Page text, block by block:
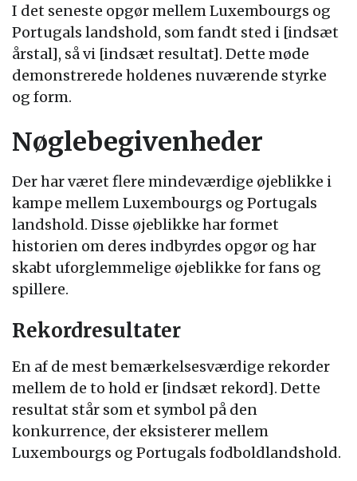
I det seneste opgør mellem Luxembourgs og
Portugals landshold, som fandt sted i [indsæt
årstal], så vi [indsæt resultat]. Dette møde
demonstrerede holdenes nuværende styrke
og form.
Nøglebegivenheder
Der har været flere mindeværdige øjeblikke i
kampe mellem Luxembourgs og Portugals
landshold. Disse øjeblikke har formet
historien om deres indbyrdes opgør og har
skabt uforglemmelige øjeblikke for fans og
spillere.
Rekordresultater
En af de mest bemærkelsesværdige rekorder
mellem de to hold er [indsæt rekord]. Dette
resultat står som et symbol på den
konkurrence, der eksisterer mellem
Luxembourgs og Portugals fodboldlandshold.